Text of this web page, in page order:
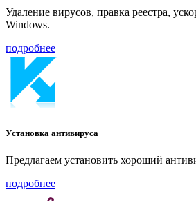
Удаление вирусов, правка реестра,
Windows.
подробнее
Установка антивируса
Предлагаем установить хороший
подробнее